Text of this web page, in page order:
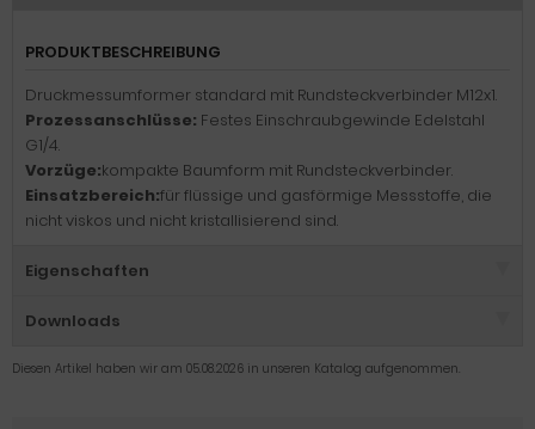
PRODUKTBESCHREIBUNG
Druckmessumformer standard mit Rundsteckverbinder M12x1.
Prozessanschlüsse: Festes Einschraubgewinde Edelstahl
G1/4.
Vorzüge:kompakte Baumform mit Rundsteckverbinder.
Einsatzbereich:für flüssige und gasförmige Messstoffe, die
nicht viskos und nicht kristallisierend sind.
Eigenschaften
Downloads
Diesen Artikel haben wir am 05.08.2026 in unseren Katalog aufgenommen.